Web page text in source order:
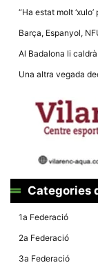
“Ha estat molt
Barça, Espanyol,
Al Badalona li
Una altra vegada
Categories
1a Federació
2a Federació
3a Federació